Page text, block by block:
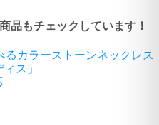
品もチェックしています！
るカラーストーンネックレス
ィス」